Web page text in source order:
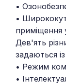
•
•
приміщення
Дев'ять
задаються
• Режим
•